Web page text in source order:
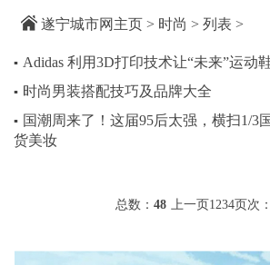
遂宁城市网主页 > 时尚 > 列表 >
▪ Adidas 利用3D打印技术让“未来”运动
▪ 时尚男装搭配技巧及品牌大全
▪ 国潮周来了！这届95后太强，横扫1/3国
货美妆
总数： 48 上一页1234页次：